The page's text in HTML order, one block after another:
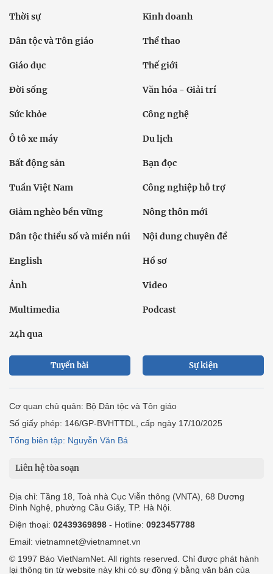
Thời sự Kinh doanh
Dân tộc và Tôn giáo Thể thao
Giáo dục Thế giới
Đời sống Văn hóa - Giải trí
Sức khỏe Công nghệ
Ô tô xe máy Du lịch
Bất động sản Bạn đọc
Tuần Việt Nam Công nghiệp hỗ trợ
Giảm nghèo bền vững Nông thôn mới
Dân tộc thiểu số và miền núi Nội dung chuyên đề
English Hồ sơ
Ảnh Video
Multimedia Podcast
24h qua
Tuyến bài Sự kiện
Cơ quan chủ quản: Bộ Dân tộc và Tôn giáo
Số giấy phép: 146/GP-BVHTTDL, cấp ngày 17/10/2025
Tổng biên tập: Nguyễn Văn Bá
Liên hệ tòa soạn
Địa chỉ: Tầng 18, Toà nhà Cục Viễn thông (VNTA), 68 Dương
Đình Nghệ, phường Cầu Giấy, TP. Hà Nội.
Điện thoại: 02439369898 - Hotline: 0923457788
Email: vietnamnet@vietnamnet.vn
© 1997 Báo VietNamNet. All rights reserved. Chỉ được phát hành
lại thông tin từ website này khi có sự đồng ý bằng văn bản của